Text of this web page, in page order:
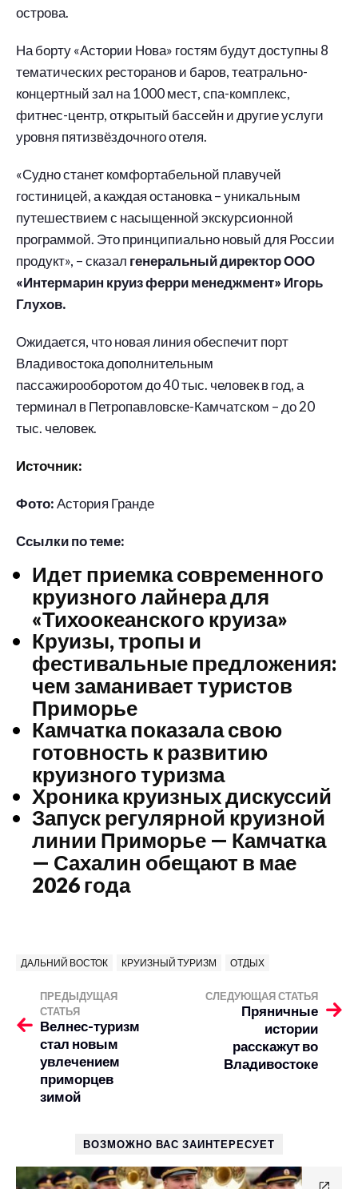
острова.
На борту «Астории Нова» гостям будут доступны 8
тематических ресторанов и баров, театрально-
концертный зал на 1000 мест, спа-комплекс,
фитнес-центр, открытый бассейн и другие услуги
уровня пятизвёздочного отеля.
«Судно станет комфортабельной плавучей
гостиницей, а каждая остановка – уникальным
путешествием с насыщенной экскурсионной
программой. Это принципиально новый для России
продукт», – сказал генеральный директор ООО
«Интермарин круиз ферри менеджмент» Игорь
Глухов.
Ожидается, что новая линия обеспечит порт
Владивостока дополнительным
пассажирооборотом до 40 тыс. человек в год, а
терминал в Петропавловске-Камчатском – до 20
тыс. человек.
Источник:
Фото:Астория Гранде
Ссылки по теме:
Идет приемка современного
круизного лайнера для
«Тихоокеанского круиза»
Круизы, тропы и
фестивальные предложения:
чем заманивает туристов
Приморье
Камчатка показала свою
готовность к развитию
круизного туризма
Хроника круизных дискуссий
Запуск регулярной круизной
линии Приморье — Камчатка
— Сахалин обещают в мае
2026 года
ДАЛЬНИЙ ВОСТОК КРУИЗНЫЙ ТУРИЗМ ОТДЫХ
ПРЕДЫДУЩАЯ
СТАТЬЯ
Велнес-туризм
стал новым
увлечением
приморцев
зимой
СЛЕДУЮЩАЯ СТАТЬЯ
Пряничные
истории
расскажут во
Владивостоке
ВОЗМОЖНО ВАС ЗАИНТЕРЕСУЕТ